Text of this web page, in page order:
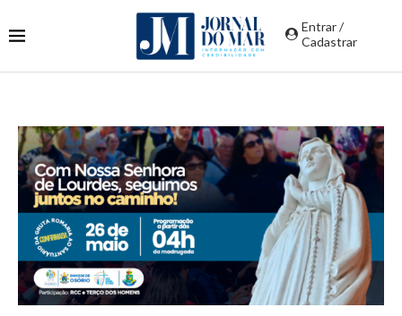
Entrar /
Cadastrar